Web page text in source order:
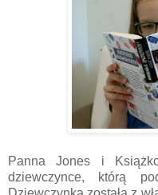
Panna Jones i
dziewczynce, którą